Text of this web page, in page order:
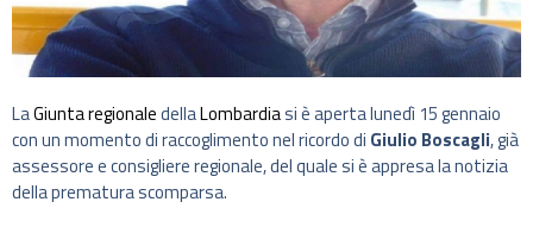
LaGiunta regionaledellaLombardiasi è aperta lunedì 15 gennaio
con un momento di raccoglimento nel ricordo di Giulio Boscagli, già
assessore e consigliere regionale, del quale si è appresa la notizia
della prematura scomparsa.